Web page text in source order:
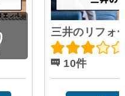
三井のリフォ
10件